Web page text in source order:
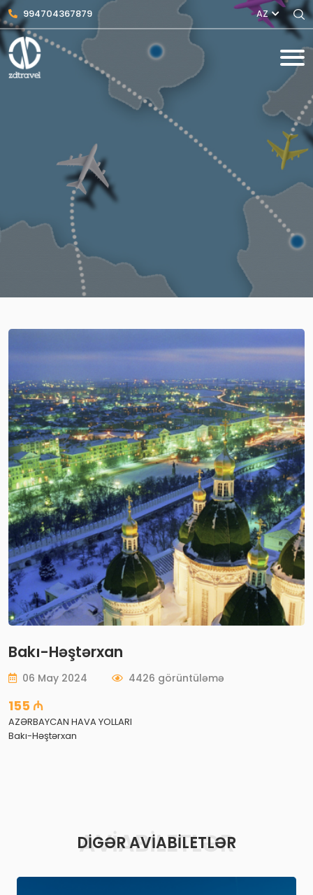
994704367879 AZ
Bakı-Həştərxan
06 May 2024 4426 görüntüləmə
155 ₼
AZƏRBAYCAN HAVA YOLLARI
Bakı-Həştərxan
DIGƏR AVIABILETLƏR
AVIABILETLƏR